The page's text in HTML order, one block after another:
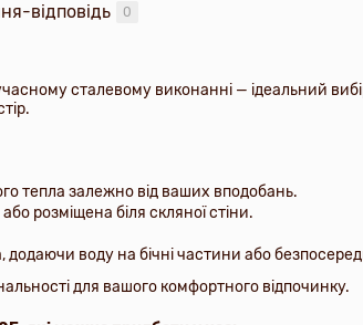
відповідь 0
сталевому виконанні — ідеальний
тепла залежно від ваших вподобань.
розміщена біля скляної стіни.
воду на бічні частини або
для вашого комфортного відпочинку.